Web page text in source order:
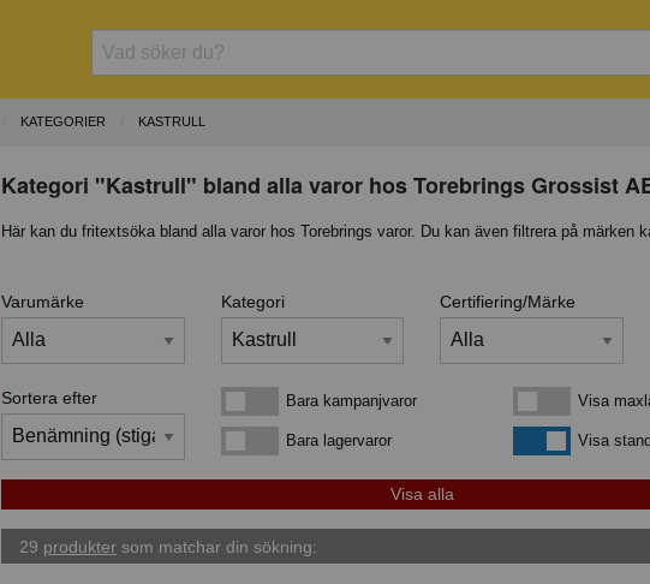
KATEGORIER KASTRULL
Kategori "Kastrull" bland alla varor hos Torebrings Grossist
Här kan du fritextsöka bland alla varor hos Torebrings varor. Du kan även filtrera på märken
Varumärke Kategori Certifiering/Märke
Sortera efter Bara kampanjvarorBara kampanjvaror
Bara lagervarorBara lagervaror
Visa maxläge 1 vara/
Visa
Visa standardläge
Visa
29 produkter som matchar din sökning: